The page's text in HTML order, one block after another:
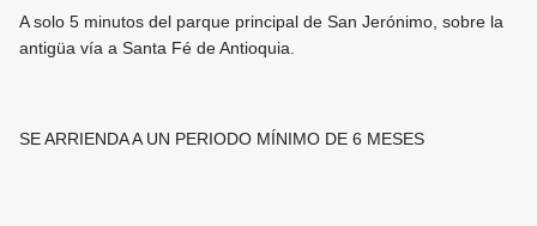
A solo 5 minutos del parque principal de San Jerónimo, sobre la
antigüa vía a Santa Fé de Antioquia.
SE ARRIENDA A UN PERIODO MÍNIMO DE 6 MESES